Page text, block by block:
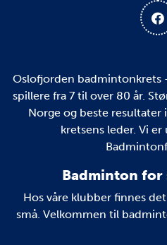
Oslofjorden
spillere fra 7 til over 80 år.
Norge og beste resultater
kretsens leder. Vi
Badminton for
Hos våre klubber finnes
små. Velkommen til